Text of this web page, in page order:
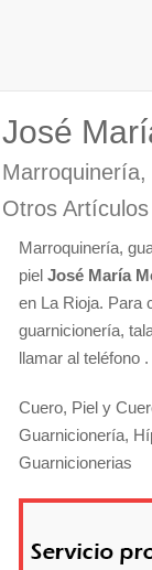
José
Otros
Marroquinería,
piel José María
en La Rioja. Para
guarnicionería,
llamar al teléfono .
Cuero, Piel y
Guarnicionería,
Guarnicionerias